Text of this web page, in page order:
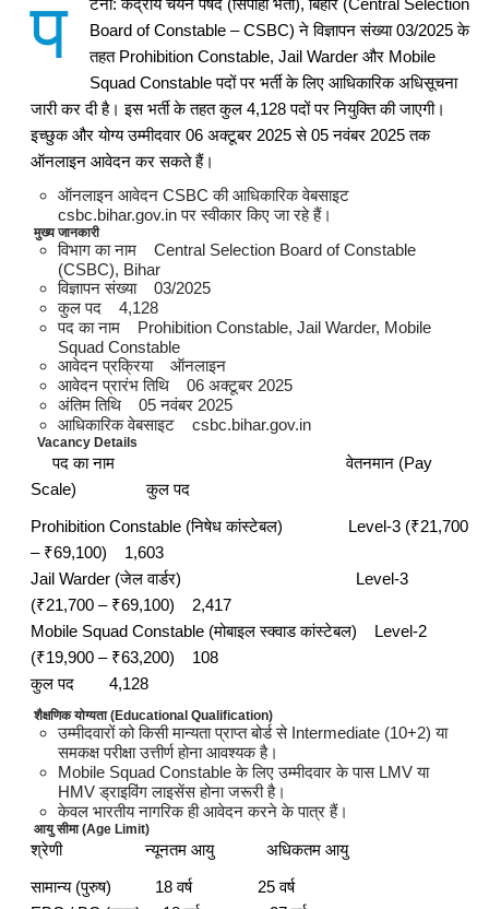
प
Board of Constable – CSBC) ने विज्ञापन संख्या 03/2025 के
तहत Prohibition Constable, Jail Warder और Mobile
Squad Constable पदों पर भर्ती के लिए आधिकारिक अधिसूचना
जारी कर दी है। इस भर्ती के तहत कुल 4,128 पदों पर नियुक्ति की जाएगी।
इच्छुक और योग्य उम्मीदवार 06 अक्टूबर 2025 से 05 नवंबर 2025 तक
ऑनलाइन आवेदन कर सकते हैं।
ऑनलाइन आवेदन CSBC की आधिकारिक वेबसाइट
csbc.bihar.gov.in पर स्वीकार किए जा रहे हैं।
मुख्य जानकारी
विभाग का नाम Central Selection Board of Constable
(CSBC), Bihar
विज्ञापन संख्या 03/2025
कुल पद 4,128
पद का नाम Prohibition Constable, Jail Warder, Mobile
Squad Constable
आवेदन प्रक्रिया ऑनलाइन
आवेदन प्रारंभ तिथि 06 अक्टूबर 2025
अंतिम तिथि 05 नवंबर 2025
आधिकारिक वेबसाइट csbc.bihar.gov.in
Vacancy Details
पद का नाम वेतनमान (Pay
Scale) कुल पद
Prohibition Constable (निषेध कांस्टेबल) Level-3 (₹21,700
– ₹69,100) 1,603
Jail Warder (जेल वार्डर) Level-3
(₹21,700 – ₹69,100) 2,417
Mobile Squad Constable (मोबाइल स्क्वाड कांस्टेबल) Level-2
(₹19,900 – ₹63,200) 108
कुल पद 4,128
शैक्षणिक योग्यता (Educational Qualification)
उम्मीदवारों को किसी मान्यता प्राप्त बोर्ड से Intermediate (10+2) या
समकक्ष परीक्षा उत्तीर्ण होना आवश्यक है।
Mobile Squad Constable के लिए उम्मीदवार के पास LMV या
HMV ड्राइविंग लाइसेंस होना जरूरी है।
केवल भारतीय नागरिक ही आवेदन करने के पात्र हैं।
आयु सीमा (Age Limit)
श्रेणी न्यूनतम आयु अधिकतम आयु
सामान्य (पुरुष) 18 वर्ष 25 वर्ष